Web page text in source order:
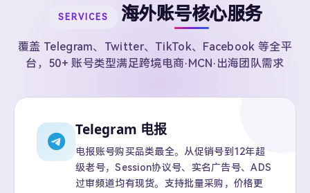
SERVICES 海外账号核心服务
覆盖 Telegram、Twitter、TikTok、Facebook 等全平
台，50+ 账号类型满足跨境电商·MCN·出海团队需求
Telegram 电报
电报账号购买品类最全。从促销号到12年超
级老号，Session协议号、实名广告号、ADS
过审频道均有现货。支持批量采购，价格更